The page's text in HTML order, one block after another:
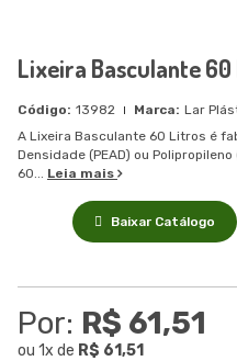
Lixeira Basculante
13982
Lar
A Lixeira Basculante 60 Litros é
Densidade (PEAD) ou
60... Leia mais
Baixar Catálogo
Por: R$ 61,51
ou 1x de R$ 61,51